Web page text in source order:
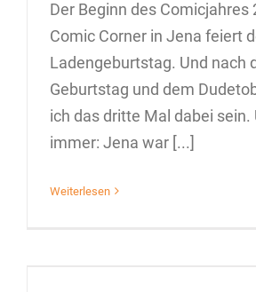
Der Beginn des Comicjahres
Comic Corner in Jena feiert
Ladengeburtstag. Und nach
Geburtstag und dem
ich das dritte Mal dabei sein.
immer: Jena war [...]
Weiterlesen